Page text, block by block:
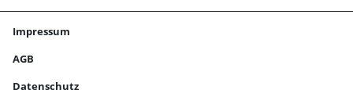
Impressum
AGB
Datenschutz